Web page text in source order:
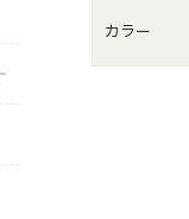
カラー